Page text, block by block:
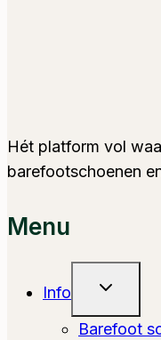
Hét platform vol
barefootschoenen
Menu
Info
Toggle
Barefoot